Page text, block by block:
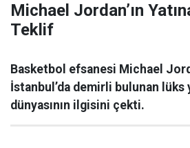
Michael Jordan’ın
Teklif
Basketbol efsanesi Michael
İstanbul’da demirli bulunan
dünyasının ilgisini çekti.